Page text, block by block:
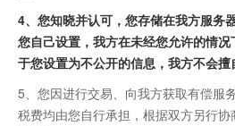
4、您知晓并认可，您存储在我方服务
您自己设置，我方在未经您允许的情
于您设置为不公开的信息，我方不会擅
5、您因进行交易、向我方获取有偿服
税费均由您自行承担，根据双方另行